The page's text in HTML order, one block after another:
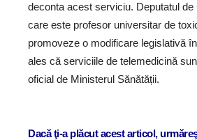
deconta acest serviciu. Deputatul de
care este profesor universitar de
promoveze o modificare legislativă
ales că serviciile de telemedicină
oficial de Ministerul Sănătății.
Dacă ţi-a plăcut acest articol,